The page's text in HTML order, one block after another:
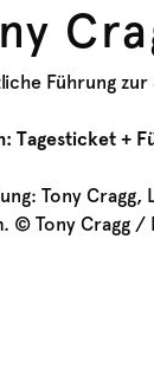
Führung
Tagesticket +
Tony Cragg,
© Tony Cragg